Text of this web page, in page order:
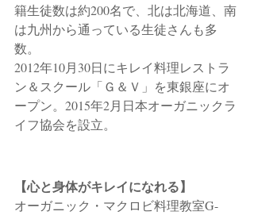
籍生徒数は約200名で、北は北海道、南
は九州から通っている生徒さんも多
数。
2012年10月30日にキレイ料理レストラ
ン＆スクール「Ｇ＆Ｖ」を東銀座にオ
ープン。2015年2月日本オーガニックラ
イフ協会を設立。
【心と身体がキレイになれる】
オーガニック・マクロビ料理教室G-